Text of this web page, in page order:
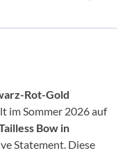
Rot-Gold
im Sommer 2026 auf
Bow in
Statement. Diese